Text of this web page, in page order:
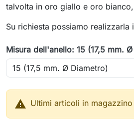
talvolta in oro giallo e oro bianco,
Su richiesta possiamo realizzarla
Misura dell'anello: 15 (17,5 mm.
 Ultimi articoli in magazzino